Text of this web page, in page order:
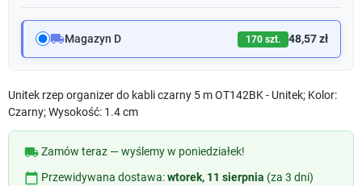
local_shippingMagazyn D 170 szt. 48,57 zł
Unitek rzep organizer do kabli czarny 5 m OT142BK - Unitek; Kolor:
Czarny; Wysokość: 1.4 cm
local_shippingZamów teraz — wyślemy w poniedziałek!
calendar_today Przewidywana dostawa:wtorek, 11 sierpnia (za 3 dni)